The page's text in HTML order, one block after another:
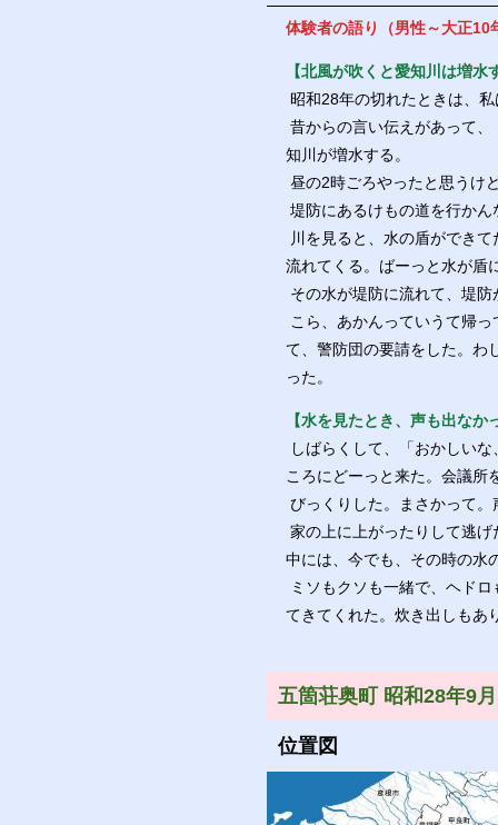
体験者の語り（男性～大正10
【北風が吹くと愛知川は増水
昭和28年の切れたときは、
昔からの言い伝えがあって
知川が増水する。
昼の2時ごろやったと思うけ
堤防にあるけもの道を行か
川を見ると、水の盾ができ
流れてくる。ばーっと水が盾
その水が堤防に流れて、堤
こら、あかんっていうて帰
て、警防団の要請をした。わ
った。
【水を見たとき、声も出なか
しばらくして、「おかしい
ころにどーっと来た。会議所
びっくりした。まさかって
家の上に上がったりして逃
中には、今でも、その時の水
ミソもクソも一緒で、ヘド
てきてくれた。炊き出しもあ
五箇荘奥町 昭和28年9
位置図